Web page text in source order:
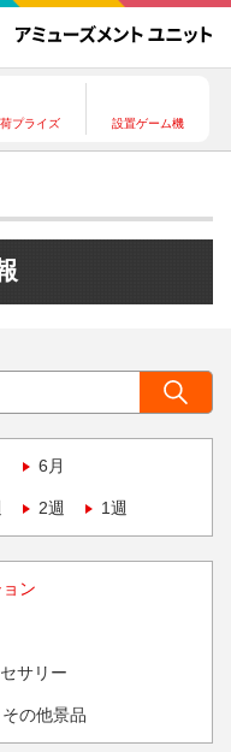
荷プライズ 設置ゲーム機
6月
2週 1週
ン
サリー
その他景品